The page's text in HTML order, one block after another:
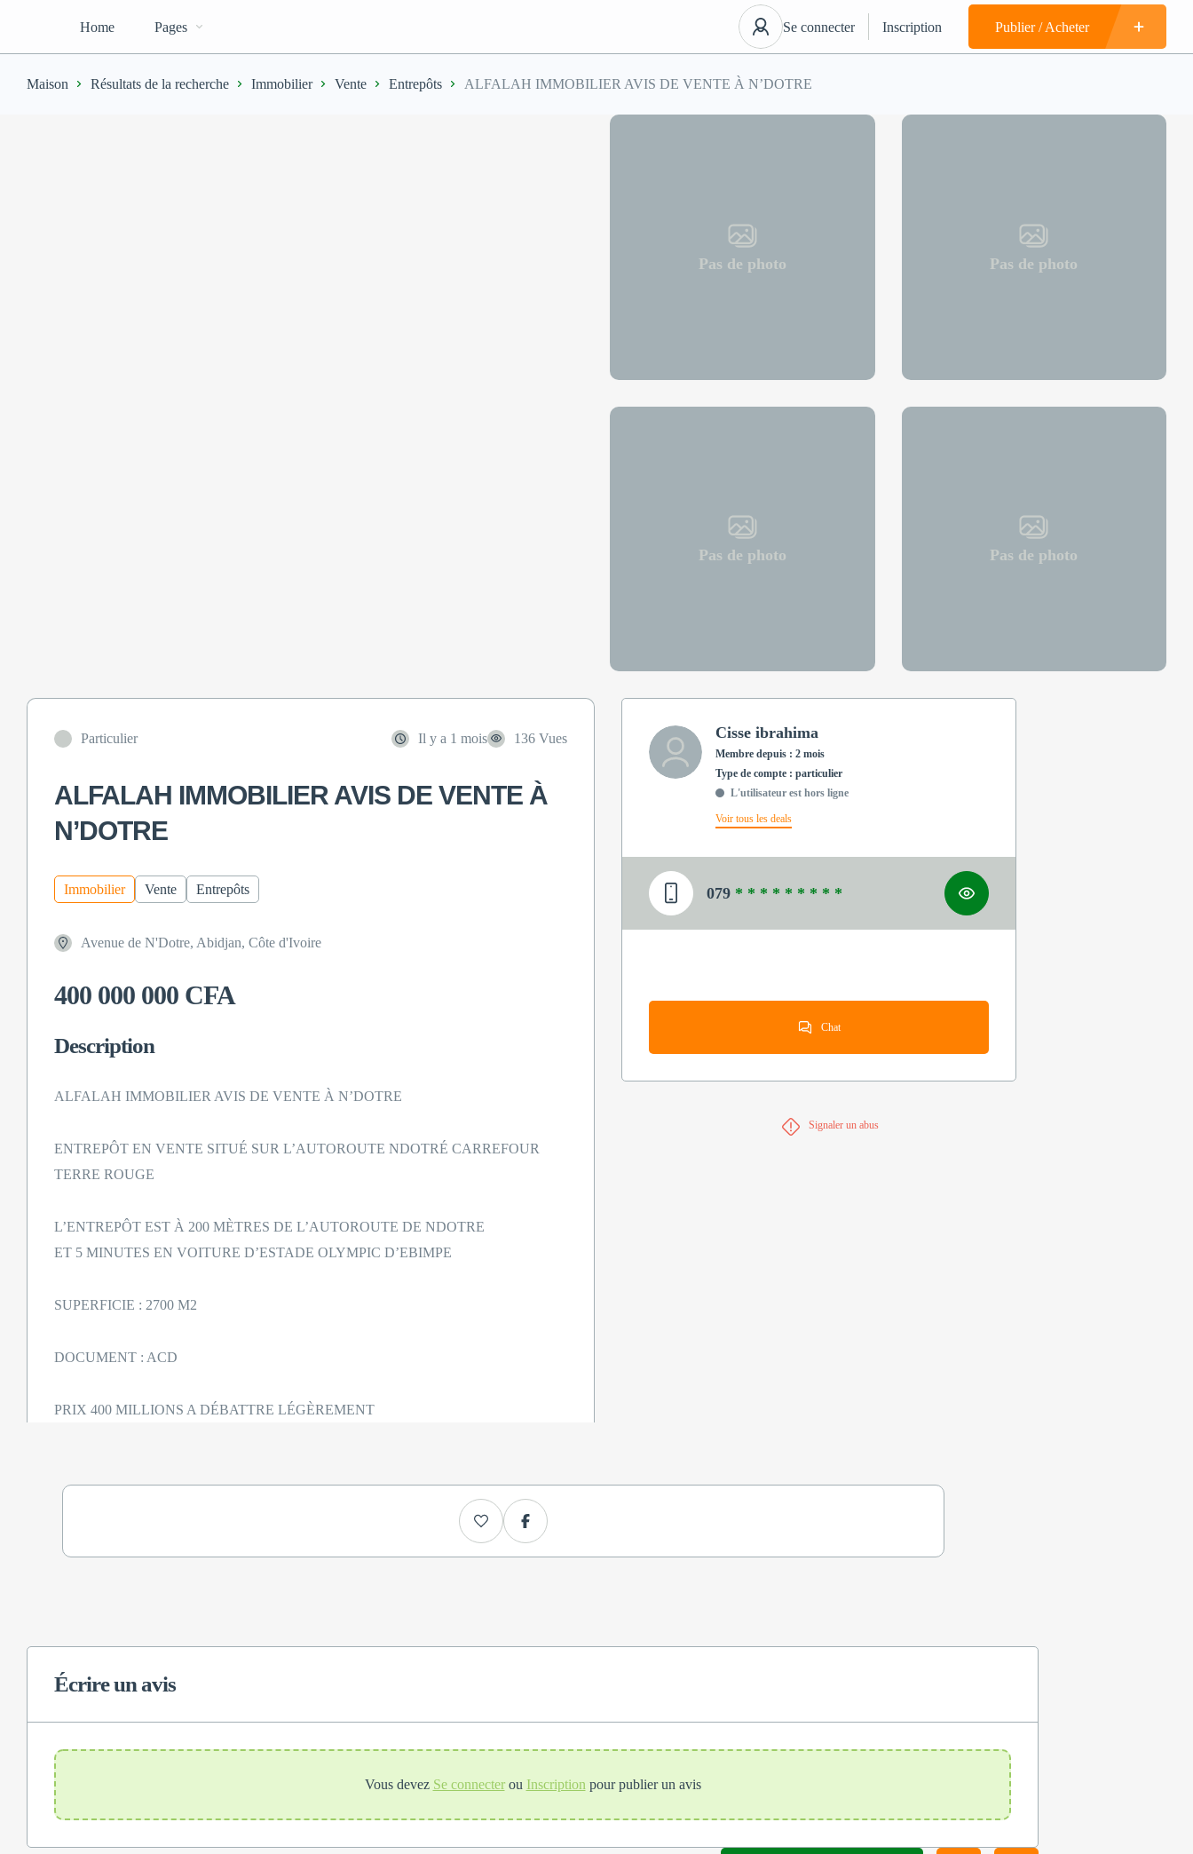
Home Pages Se connecter Inscription Publier / Acheter
Maison Résultats de la recherche Immobilier Vente Entrepôts ALFALAH IMMOBILIER AVIS DE VENTE À N’DOTRE
Pas de photo Pas de photo
Pas de photo Pas de photo
Particulier Il y a 1 mois 136 Vues
ALFALAH IMMOBILIER AVIS DE VENTE À
N’DOTRE
Immobilier Vente Entrepôts
Avenue de N'Dotre, Abidjan, Côte d'Ivoire
400 000 000 CFA
Description
ALFALAH IMMOBILIER AVIS DE VENTE À N’DOTRE
ENTREPÔT EN VENTE SITUÉ SUR L’AUTOROUTE NDOTRÉ CARREFOUR
TERRE ROUGE
L’ENTREPÔT EST À 200 MÈTRES DE L’AUTOROUTE DE NDOTRE
ET 5 MINUTES EN VOITURE D’ESTADE OLYMPIC D’EBIMPE
SUPERFICIE : 2700 M2
DOCUMENT : ACD
PRIX 400 MILLIONS A DÉBATTRE LÉGÈREMENT
Cisse ibrahima
Membre depuis : 2 mois
type de compte : particulier
L'utilisateur est hors ligne
Voir tous les deals
079 * * * * * * * * *
Chat
Signaler un abus
Écrire un avis
Vous devez Se connecter ou Inscription pour publier un avis